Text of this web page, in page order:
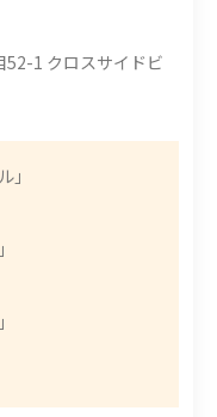
1 クロスサイドビ
」